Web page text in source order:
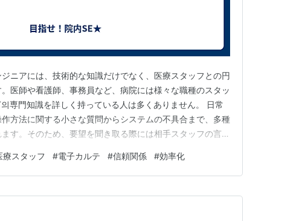
ニアには、技術的な知識だけでなく、医療スタッフとの円
医師や看護師、事務員など、病院には様々な職種のスタッ
専門知識を詳しく持っている人は多くありません。 日常
方法に関する小さな質問からシステムの不具合まで、多種
す。そのため、要望を聞き取る際には相手スタッフの言葉
現に置き換えて説明する姿勢が大切です。現場の困りごと
務全体の効率化へと繋がってい…
療スタッフ #電子カルテ #信頼関係 #効率化